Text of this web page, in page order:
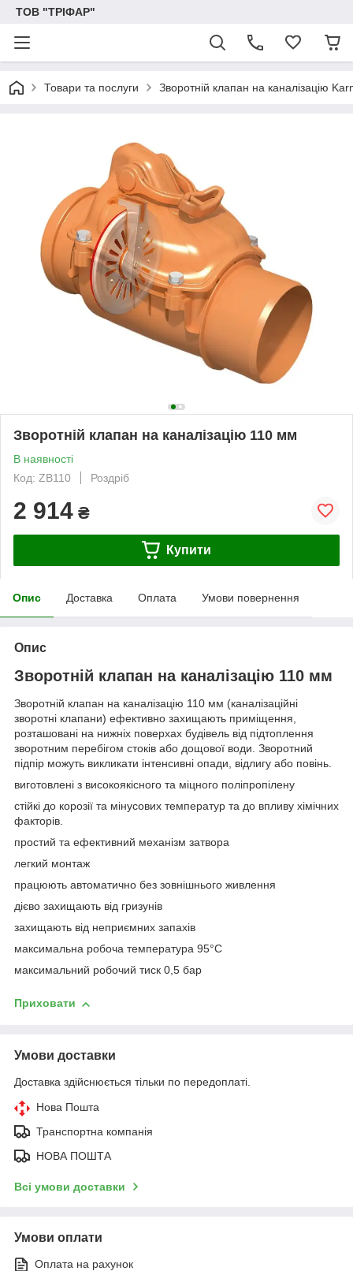
ТОВ "ТРІФАР"
Товари та послуги Зворотній клапан на каналізацію
Зворотній клапан на каналізацію 110 мм
В наявності
Код: ZB110
Роздріб
2 914 ₴
Купити
Опис Доставка Оплата Умови повернення
Опис
Зворотній клапан на каналізацію 110 мм
Зворотній клапан на каналізацію 110 мм (каналізаційні
зворотні клапани) ефективно захищають приміщення,
розташовані на нижніх поверхах будівель від підтоплення
зворотним перебігом стоків або дощової води. Зворотний
підпір можуть викликати інтенсивні опади, відлигу або повінь.
виготовлені з високоякісного та міцного поліпропілену
стійкі до корозії та мінусових температур та до впливу хімічних
факторів.
простий та ефективний механізм затвора
легкий монтаж
працюють автоматично без зовнішнього живлення
дієво захищають від гризунів
захищають від неприємних запахів
максимальна робоча температура 95°C
максимальний робочий тиск 0,5 бар
Приховати
Умови доставки
Доставка здійснюється тільки по передоплаті.
Нова Пошта
Транспортна компанія
НОВА ПОШТА
Всі умови доставки
Умови оплати
Оплата на рахунок